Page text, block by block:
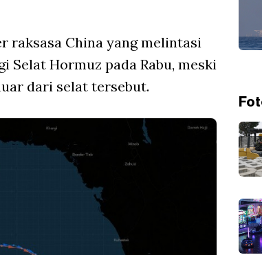
raksasa China yang melintasi
Selat Hormuz pada Rabu, meski
dari selat tersebut.